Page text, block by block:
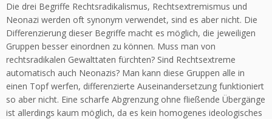
Die drei Begriffe Rechtsradikalismus, Rechtsextremismus und
Neonazi werden oft synonym verwendet, sind es aber nicht. Die
Differenzierung dieser Begriffe macht es möglich, die jeweiligen
Gruppen besser einordnen zu können. Muss man von
rechtsradikalen Gewalttaten fürchten? Sind Rechtsextreme
automatisch auch Neonazis? Man kann diese Gruppen alle in
einen Topf werfen, differenzierte Auseinandersetzung funktioniert
so aber nicht. Eine scharfe Abgrenzung ohne fließende Übergänge
ist allerdings kaum möglich, da es kein homogenes ideologisches